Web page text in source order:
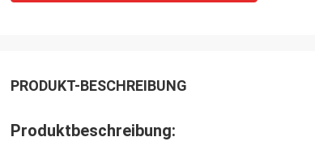
PRODUKT-BESCHREIBUNG
Produktbeschreibung: